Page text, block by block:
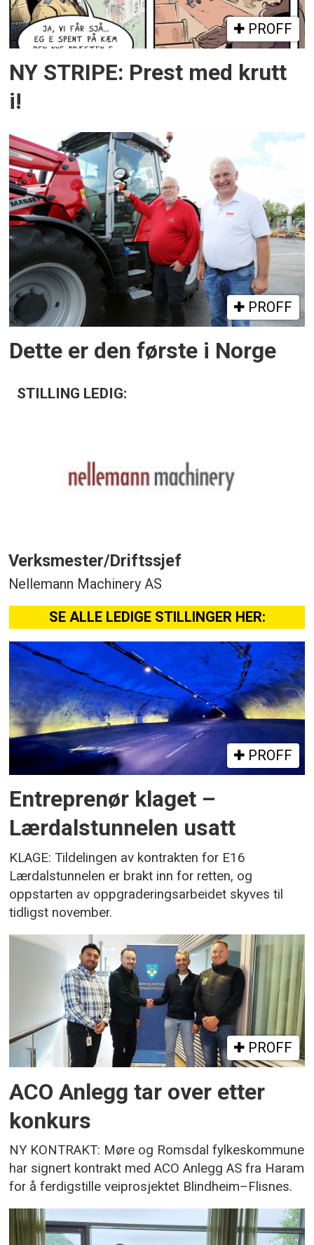
PROFF
NY STRIPE: Prest med krutt
i!
PROFF
Dette er den første i Norge
STILLING LEDIG:
Verksmester/Driftssjef
Nellemann Machinery AS
SE ALLE LEDIGE STILLINGER HER:
PROFF
Entreprenør klaget –
Lærdalstunnelen usatt
KLAGE: Tildelingen av kontrakten for E16
Lærdalstunnelen er brakt inn for retten, og
oppstarten av oppgraderingsarbeidet skyves til
tidligst november.
PROFF
ACO Anlegg tar over etter
konkurs
NY KONTRAKT: Møre og Romsdal fylkeskommune
har signert kontrakt med ACO Anlegg AS fra Haram
for å ferdigstille veiprosjektet Blindheim–Flisnes.